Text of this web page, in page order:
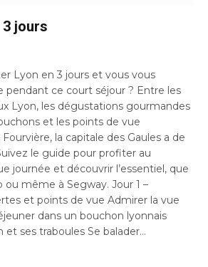
jours
Lyon en 3 jours et vous vous
pendant ce court séjour ? Entre les
Lyon, les dégustations gourmandes
et les points de vue
la capitale des Gaules a de
le guide pour profiter au
journée et découvrir l’essentiel, que
ou même à Segway. Jour 1 –
et points de vue Admirer la vue
dans un bouchon lyonnais
et ses traboules Se balader…